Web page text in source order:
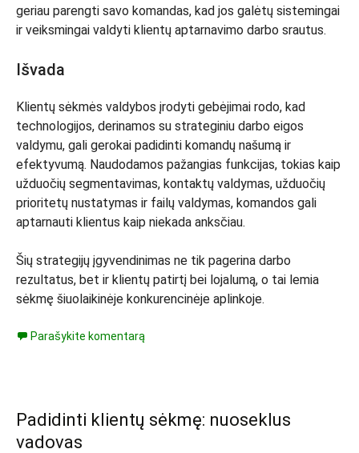
geriau parengti savo komandas, kad jos galėtų sistemingai
ir veiksmingai valdyti klientų aptarnavimo darbo srautus.
Išvada
Klientų sėkmės valdybos įrodyti gebėjimai rodo, kad
technologijos, derinamos su strateginiu darbo eigos
valdymu, gali gerokai padidinti komandų našumą ir
efektyvumą. Naudodamos pažangias funkcijas, tokias kaip
užduočių segmentavimas, kontaktų valdymas, užduočių
prioritetų nustatymas ir failų valdymas, komandos gali
aptarnauti klientus kaip niekada anksčiau.
Šių strategijų įgyvendinimas ne tik pagerina darbo
rezultatus, bet ir klientų patirtį bei lojalumą, o tai lemia
sėkmę šiuolaikinėje konkurencinėje aplinkoje.
Parašykite komentarą
Padidinti klientų sėkmę: nuoseklus
vadovas